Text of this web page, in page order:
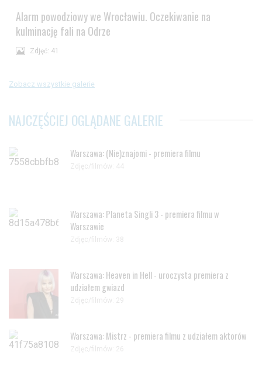
Alarm powodziowy we Wrocławiu. Oczekiwanie na
kulminację fali na Odrze
Zdjęć: 41
Zobacz wszystkie galerie
NAJCZĘŚCIEJ OGLĄDANE GALERIE
Warszawa: (Nie)znajomi - premiera filmu
Zdjęc/filmów: 44
Warszawa: Planeta Singli 3 - premiera filmu w
Warszawie
Zdjęc/filmów: 38
Warszawa: Heaven in Hell - uroczysta premiera z
udziałem gwiazd
Zdjęc/filmów: 29
Warszawa: Mistrz - premiera filmu z udziałem aktorów
Zdjęc/filmów: 26